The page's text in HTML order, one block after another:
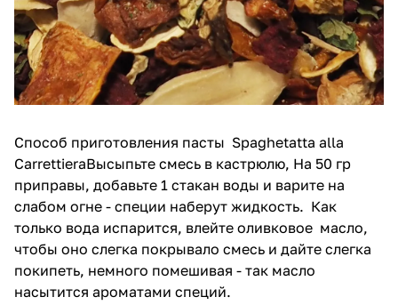
Способ приготовления пасты Spaghetatta alla
CarrettieraВысыпьте смесь в кастрюлю, На 50 гр
приправы, добавьте 1 стакан воды и варите на
слабом огне - специи наберут жидкость. Как
только вода испарится, влейте оливковое масло,
чтобы оно слегка покрывало смесь и дайте слегка
покипеть, немного помешивая - так масло
насытится ароматами специй.